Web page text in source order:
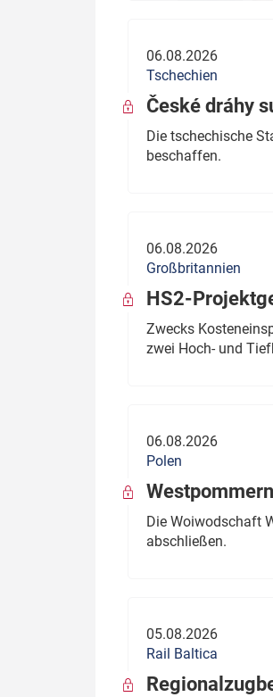
06.08.2026
Tschechien
České dráhy
Die tschechische
beschaffen.
06.08.2026
Großbritannien
HS2-
Zwecks
zwei Hoch- und
06.08.2026
Polen
Die Woiwodschaft
abschließen.
05.08.2026
Rail Baltica